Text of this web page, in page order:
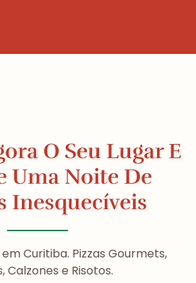
O Seu Lugar E
Uma Noite De
Inesquecíveis
Curitiba. Pizzas Gourmets,
Calzones e Risotos.